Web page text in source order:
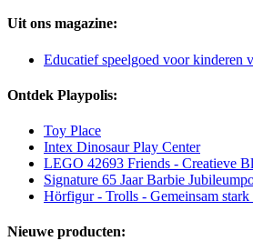
Uit ons magazine:
Educatief speelgoed voor kinderen
Ontdek Playpolis:
Toy Place
Intex Dinosaur Play Center
LEGO 42693 Friends - Creatieve
Signature 65 Jaar Barbie
Hörfigur - Trolls - Gemeinsam
Nieuwe producten: